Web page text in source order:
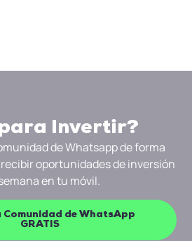
Invertir?
de Whatsapp de forma
oportunidades de inversión
en tu móvil.
Comunidad de WhatsApp
GRATIS